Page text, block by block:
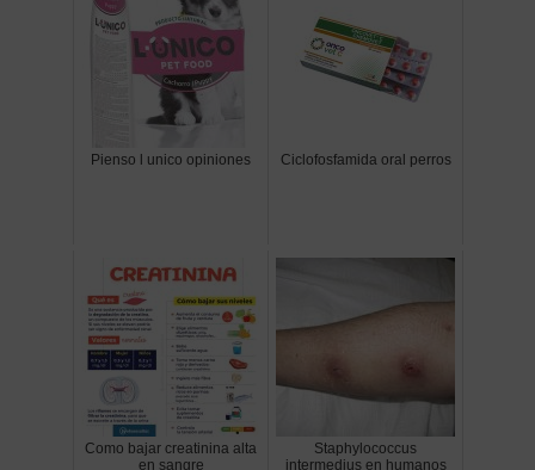
Pienso l unico opiniones Ciclofosfamida oral perros
Como bajar creatinina alta
en sangre
Staphylococcus
intermedius en humanos